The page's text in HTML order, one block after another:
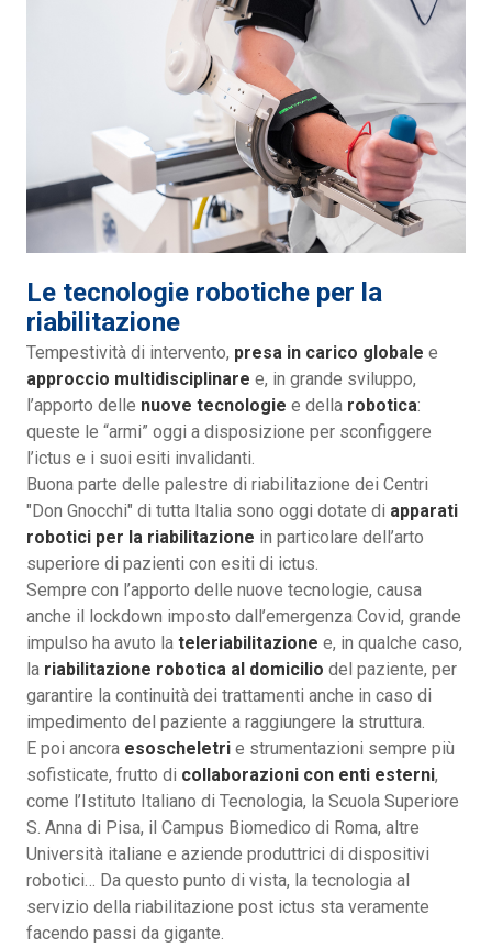
Le tecnologie robotiche per la
riabilitazione
Tempestività di intervento, presa in carico globale e
approccio multidisciplinare e, in grande sviluppo,
l’apporto delle nuove tecnologie e della robotica:
queste le “armi” oggi a disposizione per sconfiggere
l’ictus e i suoi esiti invalidanti.
Buona parte delle palestre di riabilitazione dei Centri
"Don Gnocchi" di tutta Italia sono oggi dotate di apparati
robotici per la riabilitazione in particolare dell’arto
superiore di pazienti con esiti di ictus.
Sempre con l’apporto delle nuove tecnologie, causa
anche il lockdown imposto dall’emergenza Covid, grande
impulso ha avuto la teleriabilitazione e, in qualche caso,
la riabilitazione robotica al domicilio del paziente, per
garantire la continuità dei trattamenti anche in caso di
impedimento del paziente a raggiungere la struttura.
E poi ancora esoscheletri e strumentazioni sempre più
sofisticate, frutto di collaborazioni con enti esterni,
come l’Istituto Italiano di Tecnologia, la Scuola Superiore
S. Anna di Pisa, il Campus Biomedico di Roma, altre
Università italiane e aziende produttrici di dispositivi
robotici… Da questo punto di vista, la tecnologia al
servizio della riabilitazione post ictus sta veramente
facendo passi da gigante.